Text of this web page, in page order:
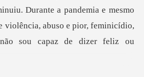
Durante a pandemia e mesmo
viol